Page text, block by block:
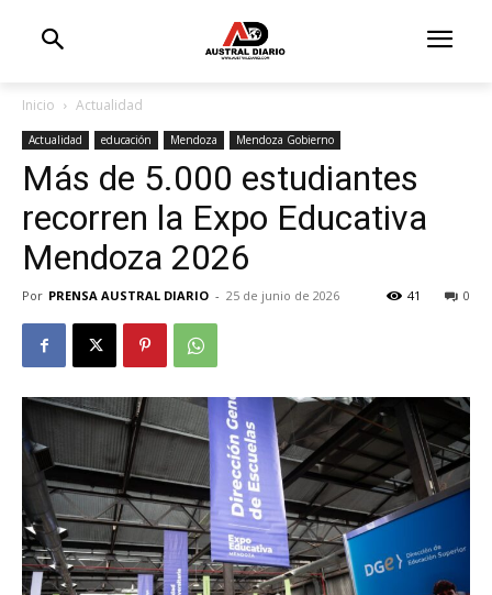
Inicio Actualidad
Actualidad educación Mendoza Mendoza Gobierno
Más de 5.000 estudiantes
recorren la Expo Educativa
Mendoza 2026
Por PRENSA AUSTRAL DIARIO - 25 de junio de 2026 0
41